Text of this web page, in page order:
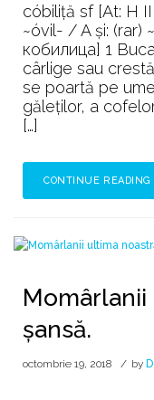
cóbiliță sf [At: H
~óvil- / A și: (rar)
кoбилицa] 1
cârlige sau
se poartă pe
găleților, a
[…]
CONTINUE READING
șansă.
octombrie 19, 2018 by